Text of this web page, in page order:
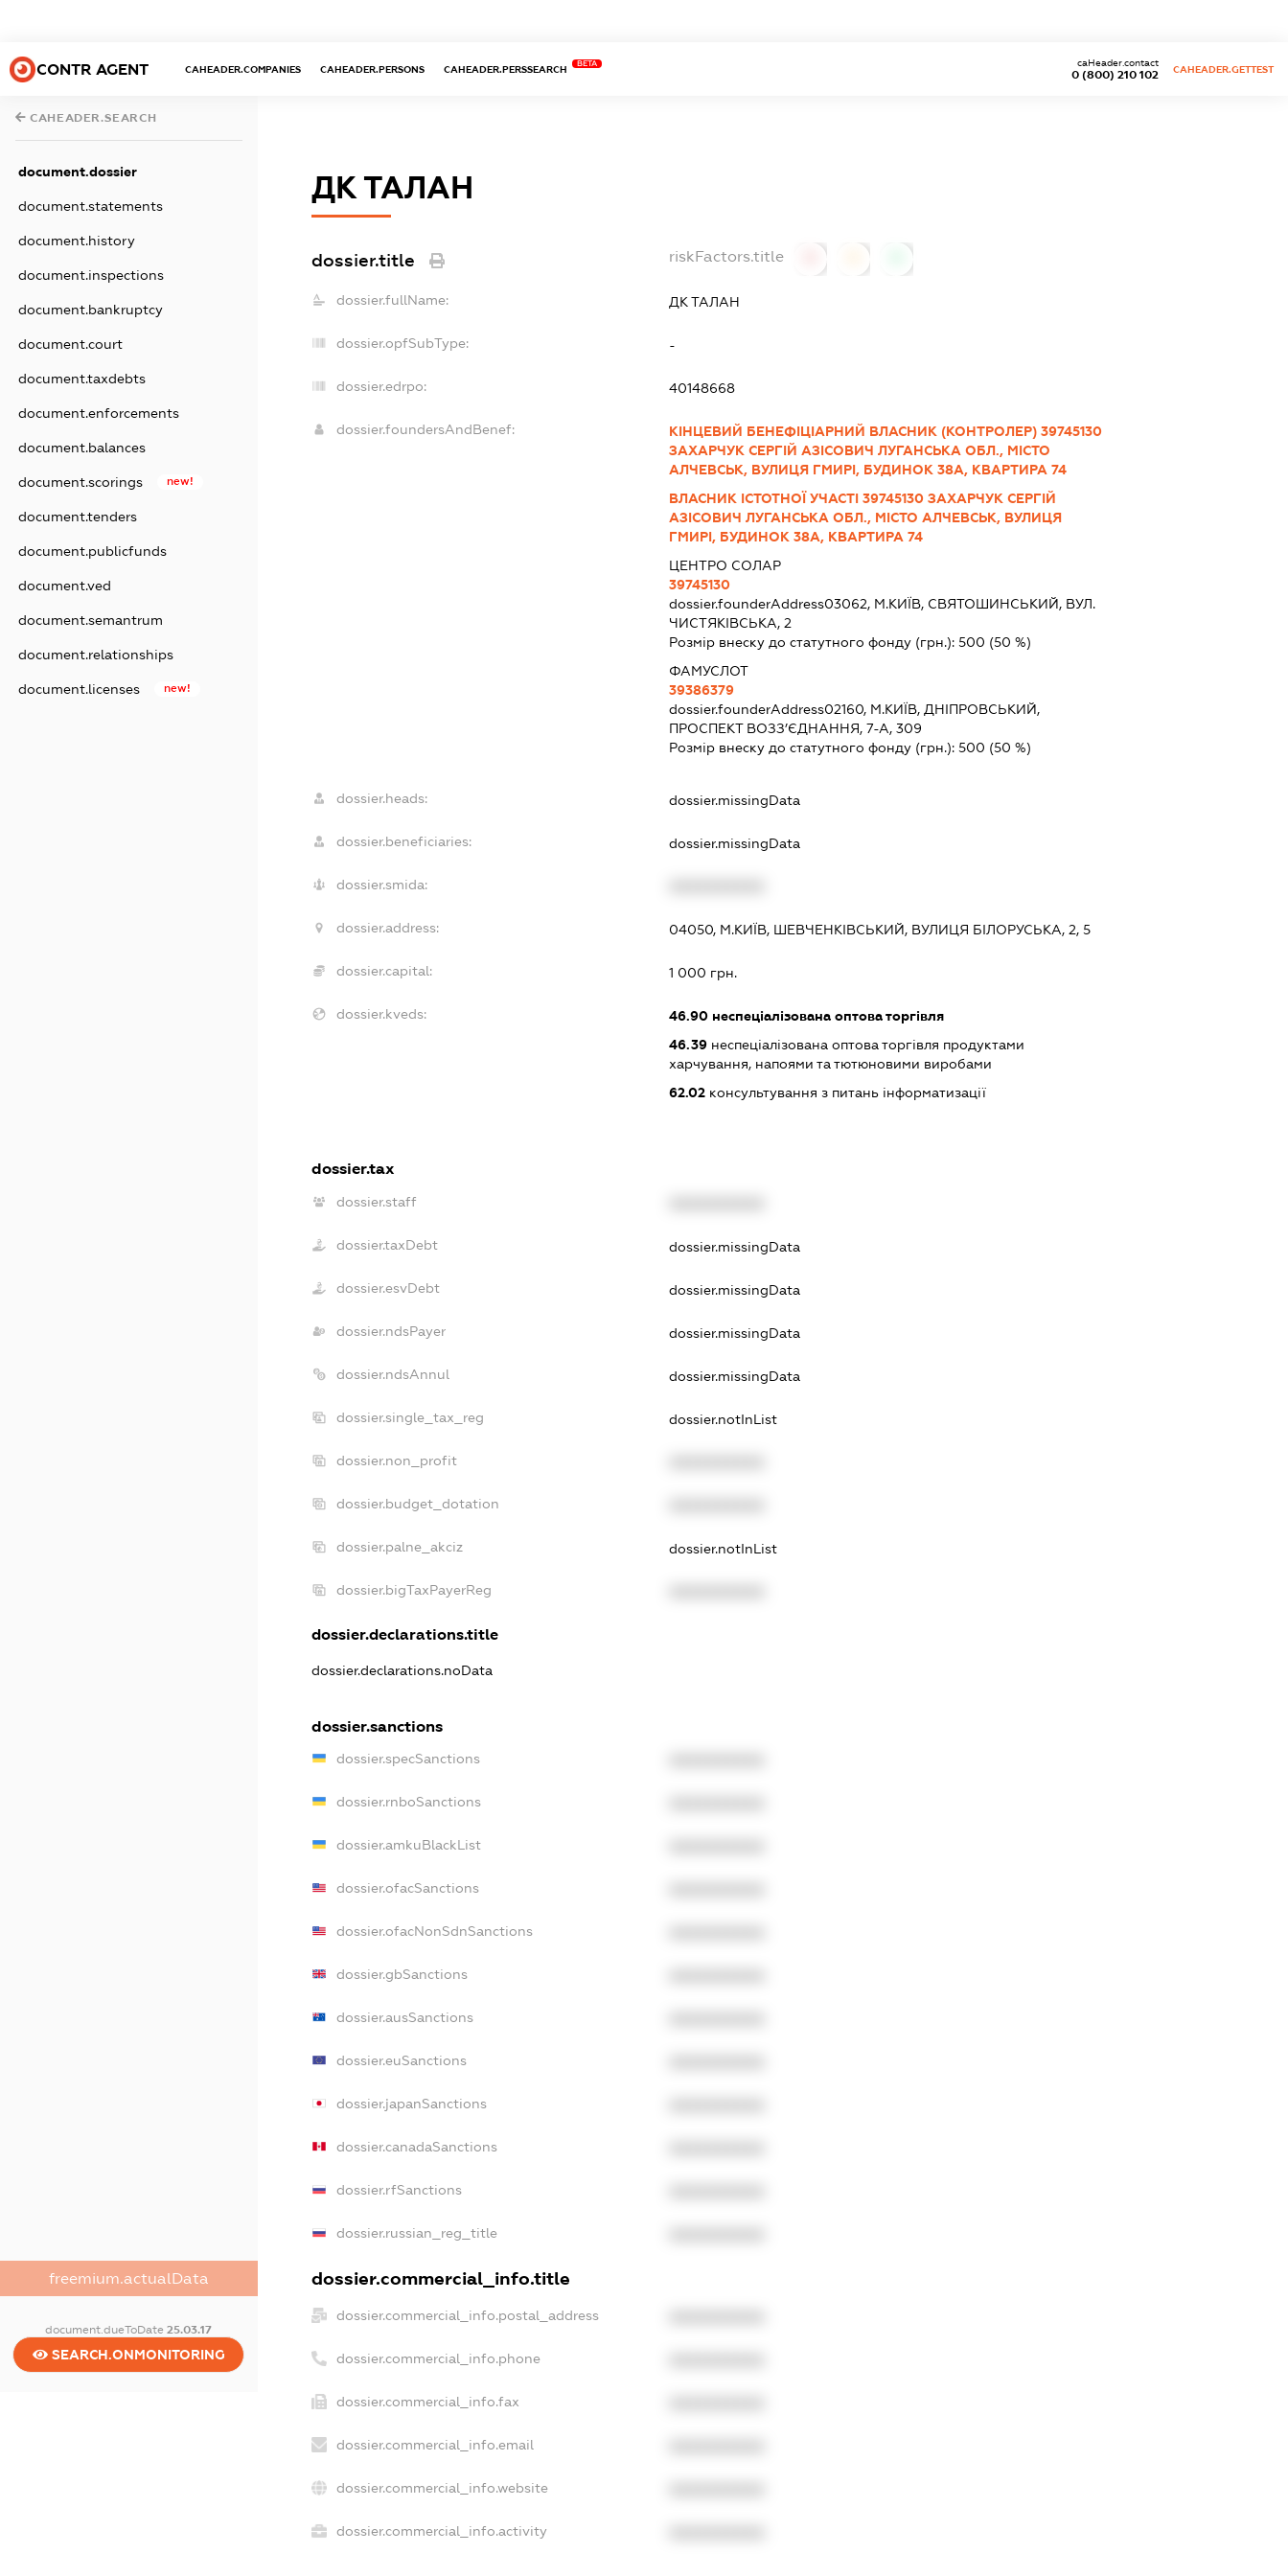
CONTR AGENT CAHEADER.COMPANIES CAHEADER.PERSONS CAHEADER.PERSSEARCH
BETA
0 (800) 210 102
caHeader.contact
CAHEADER.GETTEST
CAHEADER.SEARCH
document.dossier
document.statements
document.history
document.inspections
document.bankruptcy
document.court
document.taxdebts
document.enforcements
document.balances
document.scorings new!
document.tenders
document.publicfunds
document.ved
document.semantrum
document.relationships
document.licenses new!
freemium.actualData
document.dueToDate25.03.17
SEARCH.ONMONITORING
ДК ТАЛАН
dossier.title riskFactors.title
dossier.fullName: ДК ТАЛАН
dossier.opfSubType: -
dossier.edrpo: 40148668
dossier.foundersAndBenef:
КІНЦЕВИЙ БЕНЕФІЦІАРНИЙ ВЛАСНИК (КОНТРОЛЕР) 39745130
ЗАХАРЧУК СЕРГІЙ АЗІСОВИЧ ЛУГАНСЬКА ОБЛ., МІСТО
АЛЧЕВСЬК, ВУЛИЦЯ ГМИРІ, БУДИНОК 38А, КВАРТИРА 74
ВЛАСНИК ІСТОТНОЇ УЧАСТІ 39745130 ЗАХАРЧУК СЕРГІЙ
АЗІСОВИЧ ЛУГАНСЬКА ОБЛ., МІСТО АЛЧЕВСЬК, ВУЛИЦЯ
ГМИРІ, БУДИНОК 38А, КВАРТИРА 74
ЦЕНТРО СОЛАР
39745130
dossier.founderAddress03062, М.КИЇВ, СВЯТОШИНСЬКИЙ, ВУЛ.
ЧИСТЯКІВСЬКА, 2
Розмір внеску до статутного фонду (грн.): 500 (50 %)
ФАМУСЛОТ
39386379
dossier.founderAddress02160, М.КИЇВ, ДНІПРОВСЬКИЙ,
ПРОСПЕКТ ВОЗЗ’ЄДНАННЯ, 7-А, 309
Розмір внеску до статутного фонду (грн.): 500 (50 %)
dossier.heads: dossier.missingData
dossier.beneficiaries: dossier.missingData
dossier.smida:
dossier.address: 04050, М.КИЇВ, ШЕВЧЕНКІВСЬКИЙ, ВУЛИЦЯ БІЛОРУСЬКА, 2, 5
dossier.capital: 1 000 грн.
dossier.kveds: 46.90неспеціалізована оптова торгівля
46.39неспеціалізована оптова торгівля продуктами
харчування, напоями та тютюновими виробами
62.02консультування з питань інформатизації
dossier.tax
dossier.staff
dossier.taxDebt dossier.missingData
dossier.esvDebt dossier.missingData
dossier.ndsPayer dossier.missingData
dossier.ndsAnnul dossier.missingData
dossier.single_tax_reg dossier.notInList
dossier.non_profit
dossier.budget_dotation
dossier.palne_akciz dossier.notInList
dossier.bigTaxPayerReg
dossier.declarations.title
dossier.declarations.noData
dossier.sanctions
dossier.specSanctions
dossier.rnboSanctions
dossier.amkuBlackList
dossier.ofacSanctions
dossier.ofacNonSdnSanctions
dossier.gbSanctions
dossier.ausSanctions
dossier.euSanctions
dossier.japanSanctions
dossier.canadaSanctions
dossier.rfSanctions
dossier.russian_reg_title
dossier.commercial_info.title
dossier.commercial_info.postal_address
dossier.commercial_info.phone
dossier.commercial_info.fax
dossier.commercial_info.email
dossier.commercial_info.website
dossier.commercial_info.activity